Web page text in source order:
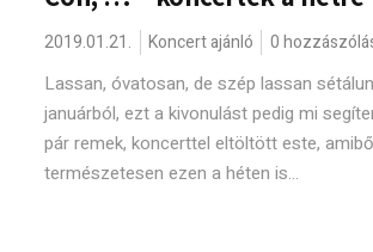
2019.01.21. Koncert ajánló 0
Lassan, óvatosan, de szép lassan
januárból, ezt a kivonulást pedig mi
pár remek, koncerttel eltöltött este,
természetesen ezen a héten is...